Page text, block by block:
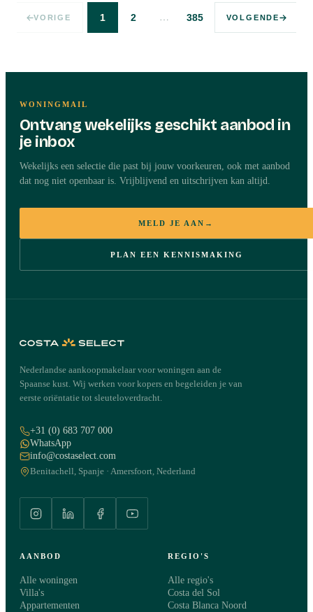
VORIGE 1 2 … 385 VOLGENDE
WONINGMAIL
Ontvang wekelijks geschikt aanbod in
je inbox
Wekelijks een selectie die past bij jouw voorkeuren, ook met aanbod
dat nog niet openbaar is. Vrijblijvend en uitschrijven kan altijd.
MELD JE AAN →
PLAN EEN KENNISMAKING
Nederlandse aankoopmakelaar voor woningen aan de
Spaanse kust. Wij werken voor kopers en begeleiden je van
eerste oriëntatie tot sleuteloverdracht.
+31 (0) 683 707 000
WhatsApp
info@costaselect.com
Benitachell, Spanje · Amersfoort, Nederland
AANBOD
Alle woningen
Villa's
Appartementen
REGIO'S
Alle regio's
Costa del Sol
Costa Blanca Noord